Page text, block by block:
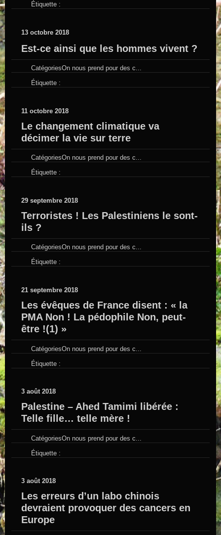
Étiquette :
13 octobre 2018
Est-ce ainsi que les hommes vivent ?
CatégoriesOn nous prend pour des c...
Étiquette :
11 octobre 2018
Le changement climatique va
décimer la vie sur terre
CatégoriesOn nous prend pour des c...
Étiquette :
29 septembre 2018
Terroristes ! Les Palestiniens le sont-
ils ?
CatégoriesOn nous prend pour des c...
Étiquette :
21 septembre 2018
Les évêques de France disent : « la
PMA Non ! La pédophile Non, peut-
être !(1) »
CatégoriesOn nous prend pour des c...
Étiquette :
3 août 2018
Palestine – Ahed Tamimi libérée :
Telle fille… telle mère !
CatégoriesOn nous prend pour des c...
Étiquette :
3 août 2018
Les erreurs d’un labo chinois
devraient provoquer des cancers en
Europe